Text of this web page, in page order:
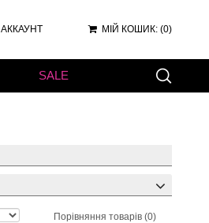
АККАУНТ МІЙ КОШИК: (0)
Порівняння товарів (0)
SALE